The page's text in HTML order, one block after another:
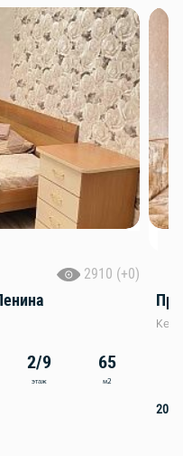
2910 (+0)
2/9
этаж
65
м2
20